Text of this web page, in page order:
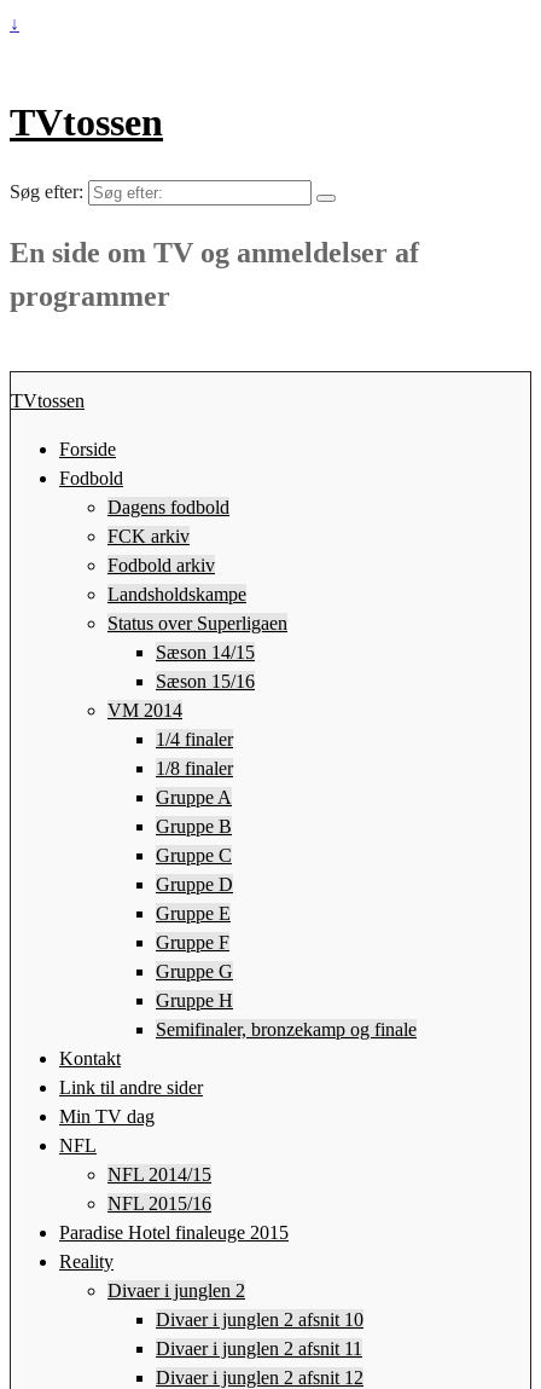
↓
TVtossen
Søg efter:
En side om TV og anmeldelser af
programmer
TVtossen
Forside
Fodbold
Dagens fodbold
FCK arkiv
Fodbold arkiv
Landsholdskampe
Status over Superligaen
Sæson 14/15
Sæson 15/16
VM 2014
1/4 finaler
1/8 finaler
Gruppe A
Gruppe B
Gruppe C
Gruppe D
Gruppe E
Gruppe F
Gruppe G
Gruppe H
Semifinaler, bronzekamp og finale
Kontakt
Link til andre sider
Min TV dag
NFL
NFL 2014/15
NFL 2015/16
Paradise Hotel finaleuge 2015
Reality
Divaer i junglen 2
Divaer i junglen 2 afsnit 10
Divaer i junglen 2 afsnit 11
Divaer i junglen 2 afsnit 12